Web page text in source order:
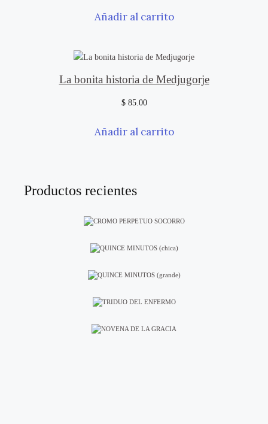
Añadir al carrito
La bonita historia de Medjugorje
$85.00
Añadir al carrito
Productos recientes